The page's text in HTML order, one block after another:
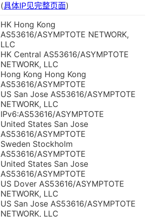
(具体IP见完整页面)
HK Hong Kong
AS53616/ASYMPTOTE NETWORK,
LLC
HK Central AS53616/ASYMPTOTE
NETWORK, LLC
Hong Kong Hong Kong
AS53616/ASYMPTOTE
US San Jose AS53616/ASYMPTOTE
NETWORK, LLC
IPv6:AS53616/ASYMPTOTE
United States San Jose
AS53616/ASYMPTOTE
Sweden Stockholm
AS53616/ASYMPTOTE
United States San Jose
AS53616/ASYMPTOTE
US Dover AS53616/ASYMPTOTE
NETWORK, LLC
US San Jose AS53616/ASYMPTOTE
NETWORK, LLC